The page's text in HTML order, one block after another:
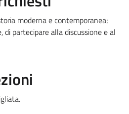
moderna e contemporanea;
di partecipare alla discussione e al